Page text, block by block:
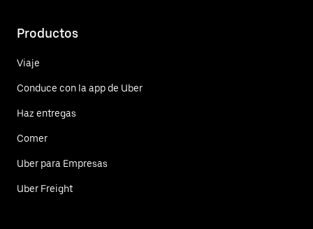
Productos
Viaje
Conduce con la app de Uber
Haz entregas
Comer
Uber para Empresas
Uber Freight